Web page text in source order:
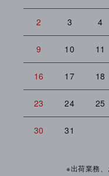
2 3 4
9 10 11
16 17 18
23 24 25
30 31
※出荷業務、